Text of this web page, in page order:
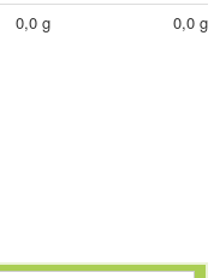
0,0 g 0,0 g